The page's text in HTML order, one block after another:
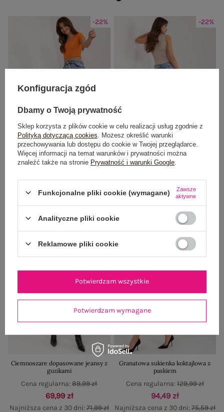
-22%
Niebieskie jeansowe rurki z dziurami
Najniższa cena z 30 dni: 71,99 zł
-22%
Niebieskie jeansowe rurki high waist
69,99 zł
Najniższa cena z 30 dni:71,99 zł
-22%
Ciemnoszare dopasowane jeansy z
guzikami
69,99 zł
Najniższa cena z 30 dni:71,99 zł
Cena regularna:89,99 zł
Granatowa sukienka koktajlowa z
paskiem
94,49 zł
Najniższa cena z 30 dni:75,59 zł
Cena regularna:129,99 zł
Konfiguracja zgód
Dbamy o Twoją prywatność
Sklep korzysta z plików cookie w celu realizacji usług zgodnie z
Polityką dotyczącą cookies . Możesz określić warunki
przechowywania lub dostępu do cookie w Twojej przeglądarce.
Więcej informacji na temat warunków i prywatności można
znaleźć także na stronie Prywatność i warunki Google
Funkcjonalne pliki cookie (wymagane)
Zawsze
aktywne
Analityczne pliki cookie
Reklamowe pliki cookie
Potwierdzam wymagane
Potwierdzam wszystkie